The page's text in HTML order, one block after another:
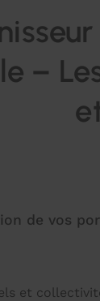
–
de vos
et